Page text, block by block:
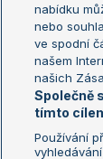
Aktualní
Fotbalové
Livesport Daily
LS Prague Open
nabídku
nebo
ve spodní
našem
našich
Společně
tímto
Používání